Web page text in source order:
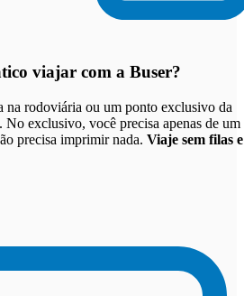
viajar com a Buser?
na rodoviária ou um ponto exclusivo da
exclusivo, você precisa apenas de um
precisa imprimir nada. Viaje sem filas e